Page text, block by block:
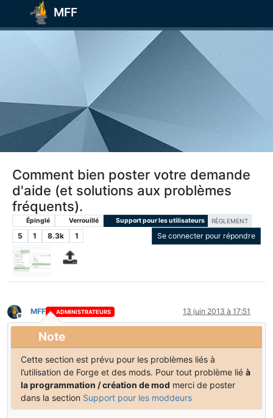
MFF
Comment bien poster votre demande
d'aide (et solutions aux problèmes
fréquents).
Épinglé Verrouillé Support pour les utilisateurs RÈGLEMENT
5 1 8.3k 1 Se connecter pour répondre
Hors-ligne
MFF ADMINISTRATEURS 13 juin 2013 à 17:51
Note
Cette section est prévu pour les problèmes liés à
l’utilisation de Forge et des mods. Pour tout problème lié à
la programmation / création de mod merci de poster
dans la section Support pour les moddeurs